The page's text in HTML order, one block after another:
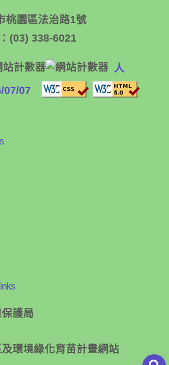
桃園區法治路1號
(03) 338-6021
人
07/07
護局
環境綠化育苗計畫網站